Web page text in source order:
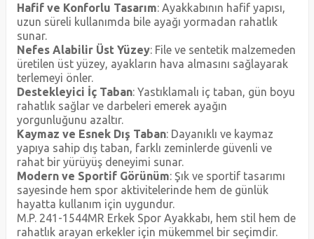
Hafif ve Konforlu Tasarım: Ayakkabının hafif yapısı,
uzun süreli kullanımda bile ayağı yormadan rahatlık
sunar.
Nefes Alabilir Üst Yüzey: File ve sentetik malzemeden
üretilen üst yüzey, ayakların hava almasını sağlayarak
terlemeyi önler.
Destekleyici İç Taban: Yastıklamalı iç taban, gün boyu
rahatlık sağlar ve darbeleri emerek ayağın
yorgunluğunu azaltır.
Kaymaz ve Esnek Dış Taban: Dayanıklı ve kaymaz
yapıya sahip dış taban, farklı zeminlerde güvenli ve
rahat bir yürüyüş deneyimi sunar.
Modern ve Sportif Görünüm: Şık ve sportif tasarımı
sayesinde hem spor aktivitelerinde hem de günlük
hayatta kullanım için uygundur.
M.P. 241-1544MR Erkek Spor Ayakkabı, hem stil hem de
rahatlık arayan erkekler için mükemmel bir seçimdir.